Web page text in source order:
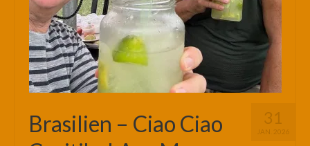
31
JAN. 2026
Brasilien – Ciao Ciao